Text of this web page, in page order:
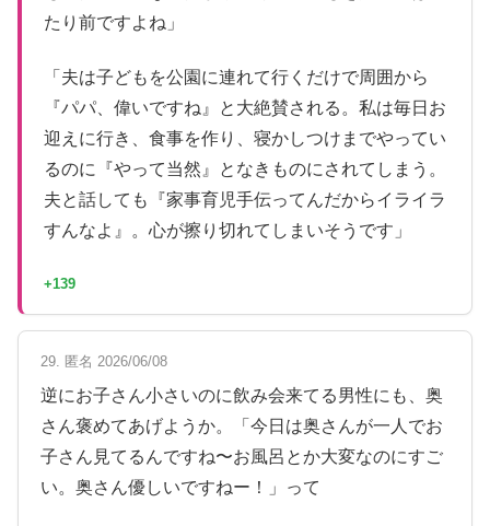
たり前ですよね」
「夫は子どもを公園に連れて行くだけで周囲から
『パパ、偉いですね』と大絶賛される。私は毎日お
迎えに行き、食事を作り、寝かしつけまでやってい
るのに『やって当然』となきものにされてしまう。
夫と話しても『家事育児手伝ってんだからイライラ
すんなよ』。心が擦り切れてしまいそうです」
+139
29. 匿名 2026/06/08
逆にお子さん小さいのに飲み会来てる男性にも、奥
さん褒めてあげようか。「今日は奥さんが一人でお
子さん見てるんですね〜お風呂とか大変なのにすご
い。奥さん優しいですねー！」って